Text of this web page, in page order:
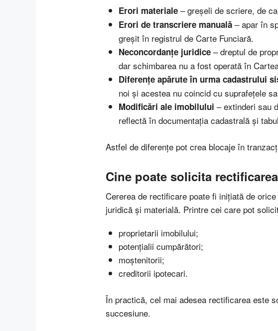
Erori materiale– greșeli de scriere, de
Erori de transcriere manuală– apar în
greșit în registrul de Carte Funciară.
Neconcordanțe juridice– dreptul de
dar schimbarea nu a fost operată în
Diferențe apărute în urma cadastrului
noi și acestea nu coincid cu suprafețele
Modificări ale imobilului – extinderi sau
reflectă în documentația cadastrală și
Astfel de diferențe pot crea blocaje în
Cine poate solicita
Cererea de rectificare poate fi inițiată de
juridică și materială. Printre cei care pot
proprietarii imobilului;
potențialii cumpărători;
moștenitorii;
creditorii ipotecari.
În practică, cel mai adesea rectificarea este
succesiune.